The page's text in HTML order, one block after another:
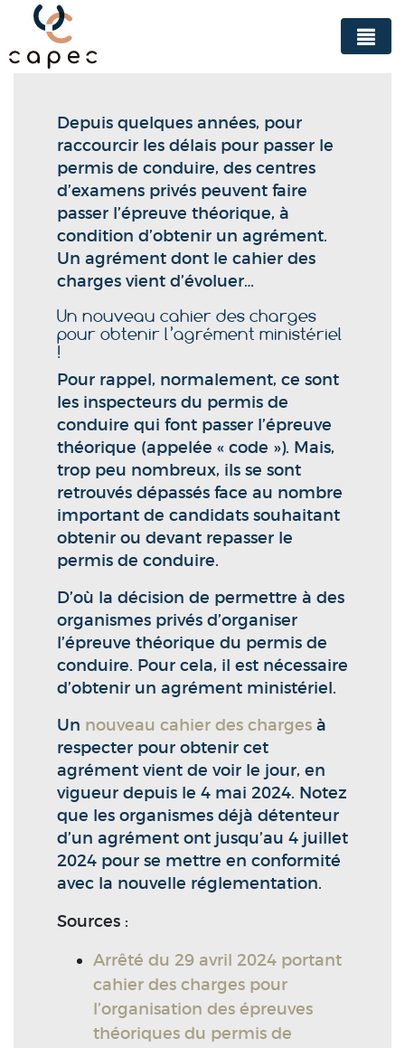
Panneau de gestion des cookies
Depuis quelques années, pour
raccourcir les délais pour passer le
permis de conduire, des centres
d’examens privés peuvent faire
passer l’épreuve théorique, à
condition d’obtenir un agrément.
Un agrément dont le cahier des
charges vient d’évoluer…
Un nouveau cahier des charges
pour obtenir l’agrément ministériel
!
Pour rappel, normalement, ce sont
les inspecteurs du permis de
conduire qui font passer l’épreuve
théorique (appelée « code »). Mais,
trop peu nombreux, ils se sont
retrouvés dépassés face au nombre
important de candidats souhaitant
obtenir ou devant repasser le
permis de conduire.
D’où la décision de permettre à des
organismes privés d’organiser
l’épreuve théorique du permis de
conduire. Pour cela, il est nécessaire
d’obtenir un agrément ministériel.
Un nouveau cahier des charges à
respecter pour obtenir cet
agrément vient de voir le jour, en
vigueur depuis le 4 mai 2024. Notez
que les organismes déjà détenteur
d’un agrément ont jusqu’au 4 juillet
2024 pour se mettre en conformité
avec la nouvelle réglementation.
Sources :
Arrêté du 29 avril 2024 portant
cahier des charges pour
l’organisation des épreuves
théoriques du permis de